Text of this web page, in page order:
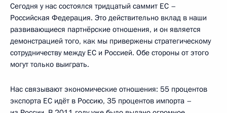
Сегодня у нас состоялся тридцатый саммит ЕС –
Российская Федерация. Это действительно вклад в наши
развивающиеся партнёрские отношения, и он является
демонстрацией того, как мы привержены стратегическому
сотрудничеству между ЕС и Россией. Обе стороны от этого
могут только выиграть.
Нас связывают экономические отношения: 55 процентов
экспорта ЕС идёт в Россию, 35 процентов импорта –